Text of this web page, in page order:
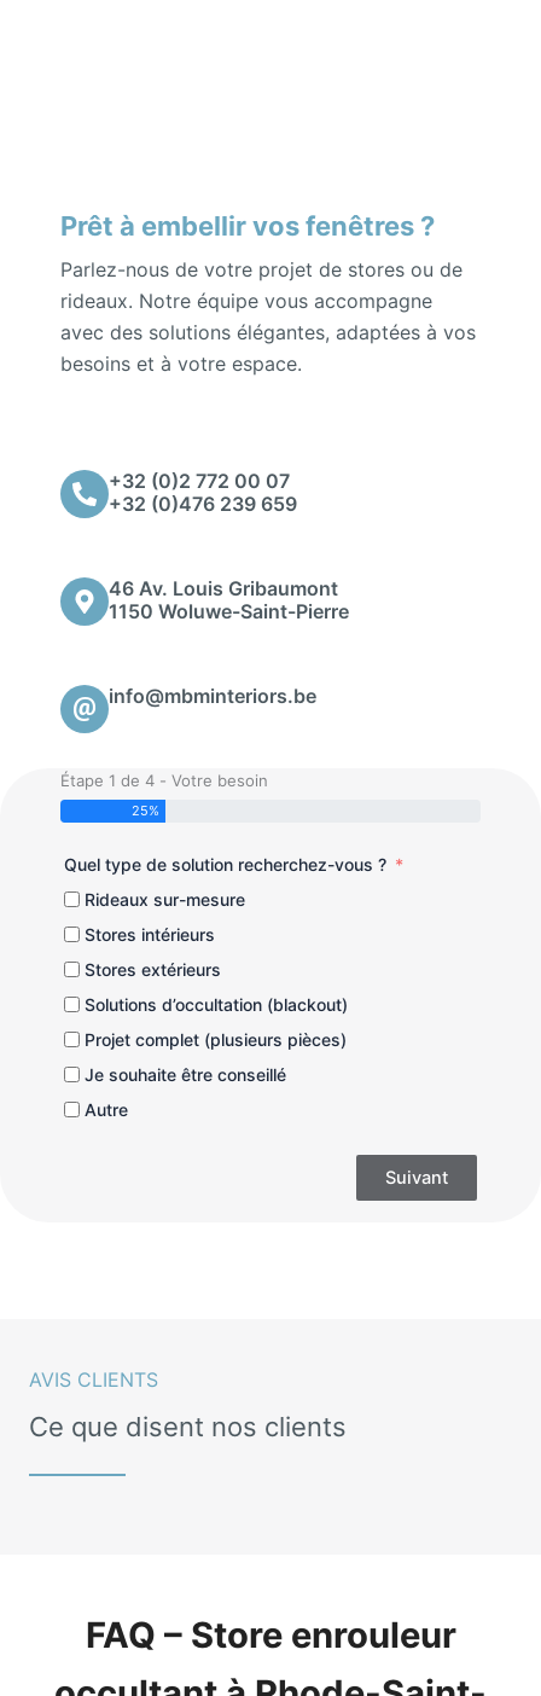
Prêt à embellir vos fenêtres ?
Parlez-nous de votre projet de stores ou de
rideaux. Notre équipe vous accompagne
avec des solutions élégantes, adaptées à vos
besoins et à votre espace.
+32 (0)2 772 00 07
+32 (0)476 239 659
46 Av. Louis Gribaumont
1150 Woluwe-Saint-Pierre
info@mbminteriors.be
Étape 1 de 4 - Votre besoin
25%
Quel type de solution recherchez-vous ?
Rideaux sur-mesure
Stores intérieurs
Stores extérieurs
Solutions d’occultation (blackout)
Projet complet (plusieurs pièces)
Je souhaite être conseillé
Autre
Suivant
AVIS CLIENTS
Ce que disent nos clients
FAQ – Store enrouleur